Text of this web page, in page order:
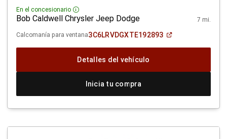
En el concesionario Disclosure
Bob Caldwell Chrysler Jeep Dodge 7 mi.
Calcomanía para ventana3C6LRVDGXTE192893
(Abrir
una
Detalles del vehículo
Inicia tu compra